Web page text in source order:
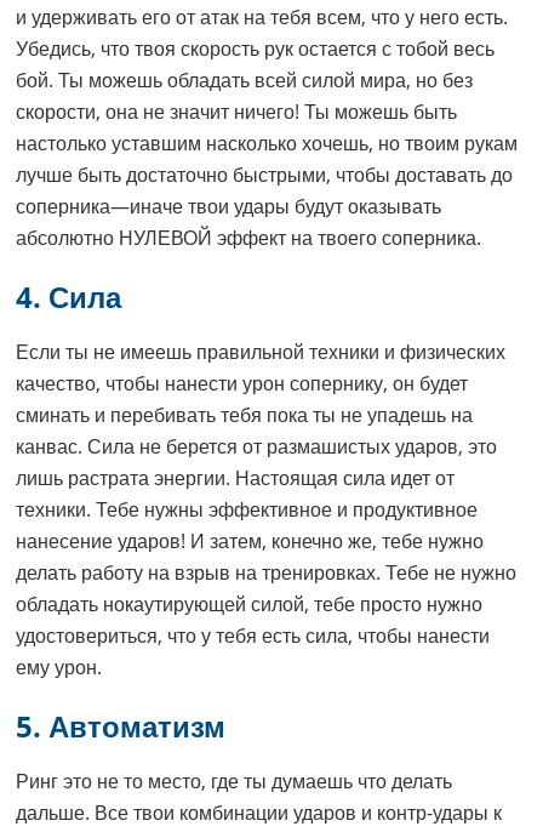
и удерживать его от атак на тебя всем, что у него есть.
Убедись, что твоя скорость рук остается с тобой весь
бой. Ты можешь обладать всей силой мира, но без
скорости, она не значит ничего! Ты можешь быть
настолько уставшим насколько хочешь, но твоим рукам
лучше быть достаточно быстрыми, чтобы доставать до
соперника—иначе твои удары будут оказывать
абсолютно НУЛЕВОЙ эффект на твоего соперника.
4. Сила
Если ты не имеешь правильной техники и физических
качество, чтобы нанести урон сопернику, он будет
сминать и перебивать тебя пока ты не упадешь на
канвас. Сила не берется от размашистых ударов, это
лишь растрата энергии. Настоящая сила идет от
техники. Тебе нужны эффективное и продуктивное
нанесение ударов! И затем, конечно же, тебе нужно
делать работу на взрыв на тренировках. Тебе не нужно
обладать нокаутирующей силой, тебе просто нужно
удостовериться, что у тебя есть сила, чтобы нанести
ему урон.
5. Автоматизм
Ринг это не то место, где ты думаешь что делать
дальше. Все твои комбинации ударов и контр-удары к